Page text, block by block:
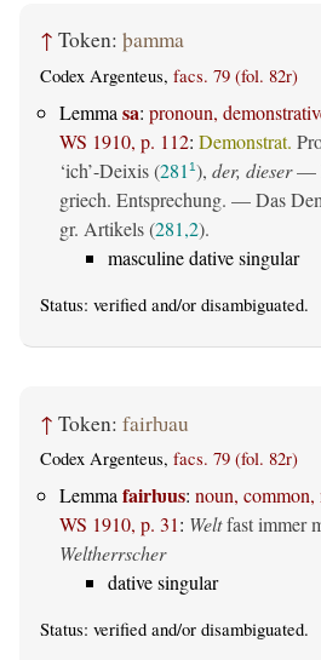
↑ Token: þamma
Codex Argenteus, facs. 79 (fol. 82r)
Lemma sa: pronoun,
WS 1910, p. 112: Demonstrat.
‘ich’-Deixis (281 1), der, dieser—
griech. Entsprechung. — Das
gr. Artikels (281,2).
masculine dative singular
Status: verified and/or disambiguated.
↑ Token: fairƕau
Codex Argenteus, facs. 79 (fol. 82r)
Lemmafairƕus: noun, common,
WS 1910, p. 31: Weltfast immer
Weltherrscher
dative singular
Status: verified and/or disambiguated.